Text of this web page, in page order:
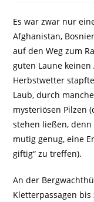
Es war zwar nur
Afghanistan,
auf den Weg zum
guten Laune
Herbstwetter
Laub, durch
mysteriösen Pilzen
stehen ließen,
mutig genug, eine
giftig“ zu treffen).
An der
Kletterpassagen